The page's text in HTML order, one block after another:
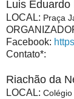
Luis Eduardo
LOCAL: Praça
Facebook:
Contato*:
Riachão da
LOCAL: